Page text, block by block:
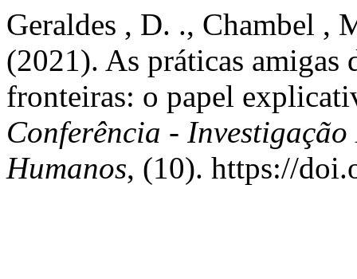
Geraldes , D. ., Chambel ,
(2021). As práticas amigas
fronteiras: o papel
Conferência -
Humanos, (10). https://